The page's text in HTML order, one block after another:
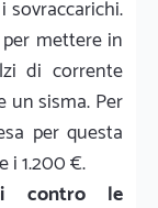
mettere in
di corrente
un sisma. Per
per questa
i 1.200 €.
contro le